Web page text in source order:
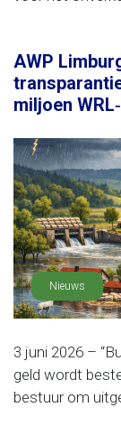
AWP
miljoen
Nieuws
3 juni 2026 –
geld wordt
bestuur om